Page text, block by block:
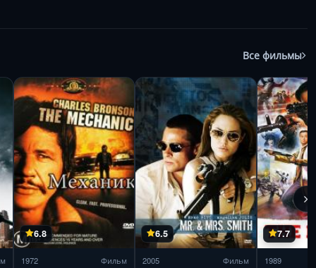
Все фильмы
6.8
1972 Фильм
6.5
2005 Фильм
7.7
1989